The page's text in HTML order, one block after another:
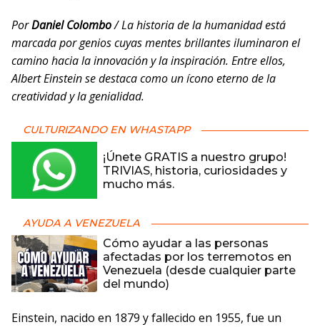
PorDaniel Colombo/ La historia de la humanidad está
marcada por genios cuyas mentes brillantes iluminaron el
camino hacia la innovación y la inspiración. Entre ellos,
Albert Einstein se destaca como un ícono eterno de la
creatividad y la genialidad.
CULTURIZANDO EN WHASTAPP
¡Únete GRATIS a nuestro grupo!
TRIVIAS, historia, curiosidades y
mucho más.
AYUDA A VENEZUELA
Cómo ayudar a las personas
afectadas por los terremotos en
Venezuela (desde cualquier parte
del mundo)
Einstein, nacido en 1879 y fallecido en 1955, fue un